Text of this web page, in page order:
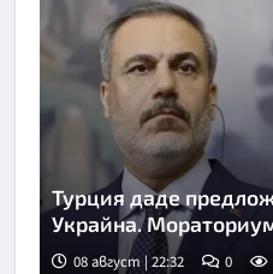
Турция даде
Украйна.
08 август | 22:32 0